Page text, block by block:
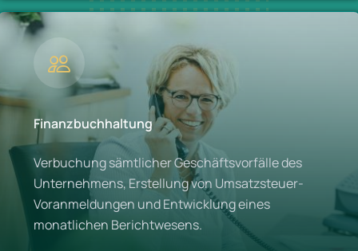
Finanzbuchhaltung
Verbuchung sämtlicher Geschäftsvorfälle des
Unternehmens, Erstellung von Umsatzsteuer-
Voranmeldungen und Entwicklung eines
monatlichen Berichtwesens.